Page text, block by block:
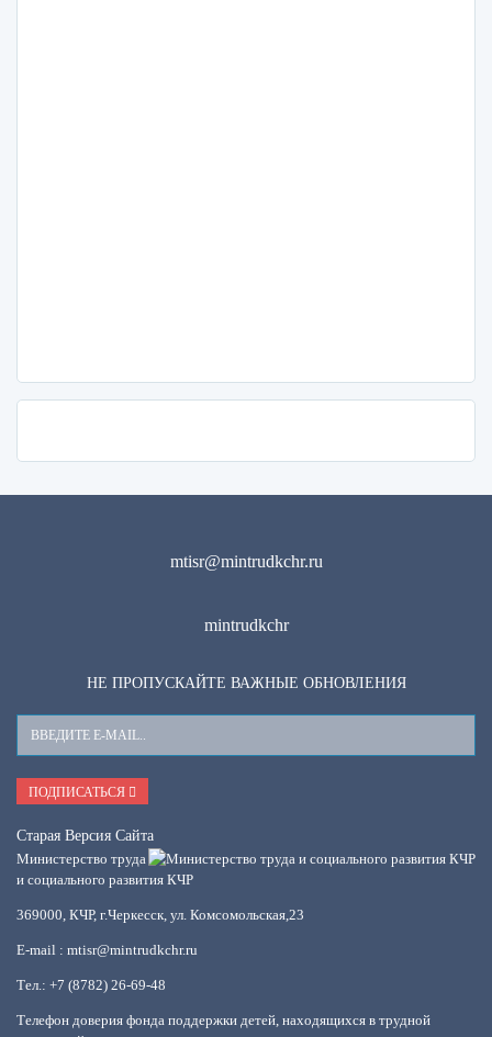
mtisr@mintrudkchr.ru
mintrudkchr
НЕ ПРОПУСКАЙТЕ ВАЖНЫЕ ОБНОВЛЕНИЯ
Ваш
E-
Mail
ПОДПИСАТЬСЯ
Старая Версия Сайта
Министерство труда
и социального развития КЧР
369000, КЧР, г.Черкесск, ул. Комсомольская,23
E-mail : mtisr@mintrudkchr.ru
Тел.: +7 (8782) 26-69-48
Телефон доверия фонда поддержки детей, находящихся в трудной